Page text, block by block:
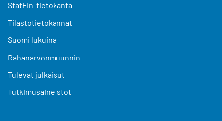
StatFin-tietokanta
Tilastotietokannat
Suomi lukuina
Rahanarvonmuunnin
Tulevat julkaisut
Tutkimusaineistot